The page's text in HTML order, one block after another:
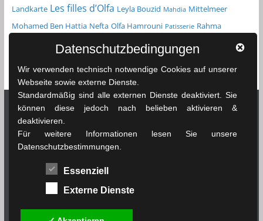
Landkarte Les filles d’Olfa Leyla Bouzid Mahdia Mittelmeer
Mohamed Ben Hattia Nefta Olfa Hamrouni Patisserie Rahma
Reiseführer Roman Sfax Spielfilm
sprachenlernen24.de Straßenkarte Taschenbuch Tozeur Tunesien
Tunis
Netzwerk Tunesienexplorer
News & Infos Tunesien - tunesienexplorer.de
Das Wetter in Tunesien - soussewetter.de
Tunesischer Fußball - tunesienfussball.de
Datenschutzbedingungen
Wir verwenden technisch notwendige Cookies auf unserer
Webseite sowie externe Dienste.
Standardmäßig sind alle externen Dienste deaktiviert. Sie
können diese jedoch nach belieben aktivieren &
deaktivieren.
Für weitere Informationen lesen Sie unsere
Datenschutzbestimmungen.
Essenziell
Externe Dienste